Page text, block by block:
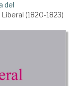
del
Liberal (1820-1823)